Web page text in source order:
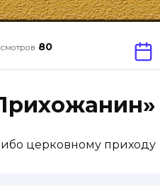
80
церковному приходу